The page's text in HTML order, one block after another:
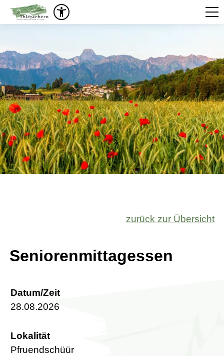
zurück zur Übersicht
Seniorenmittagessen
Datum/Zeit
28.08.2026
Lokalität
Pfruendschüür